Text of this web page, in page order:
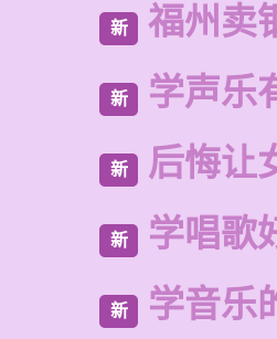
新 福州卖
新 学声乐
新 后悔让
新 学唱歌
新 学音乐